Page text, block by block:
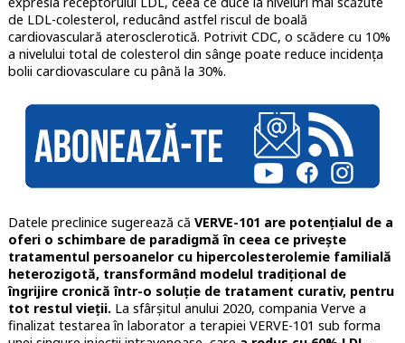
de LDL-colesterol, reducând astfel riscul de boală
cardiovasculară aterosclerotică. Potrivit CDC, o scădere cu 10%
a nivelului total de colesterol din sânge poate reduce incidența
bolii cardiovasculare cu până la 30%.
Datele preclinice sugerează că VERVE-101 are potențialul de a
oferi o schimbare de paradigmă în ceea ce privește
tratamentul persoanelor cu hipercolesterolemie familială
heterozigotă, transformând modelul tradițional de
îngrijire cronică într-o soluție de tratament curativ, pentru
tot restul vieții.La sfârșitul anului 2020, compania Verve a
finalizat testarea în laborator a terapiei VERVE-101 sub forma